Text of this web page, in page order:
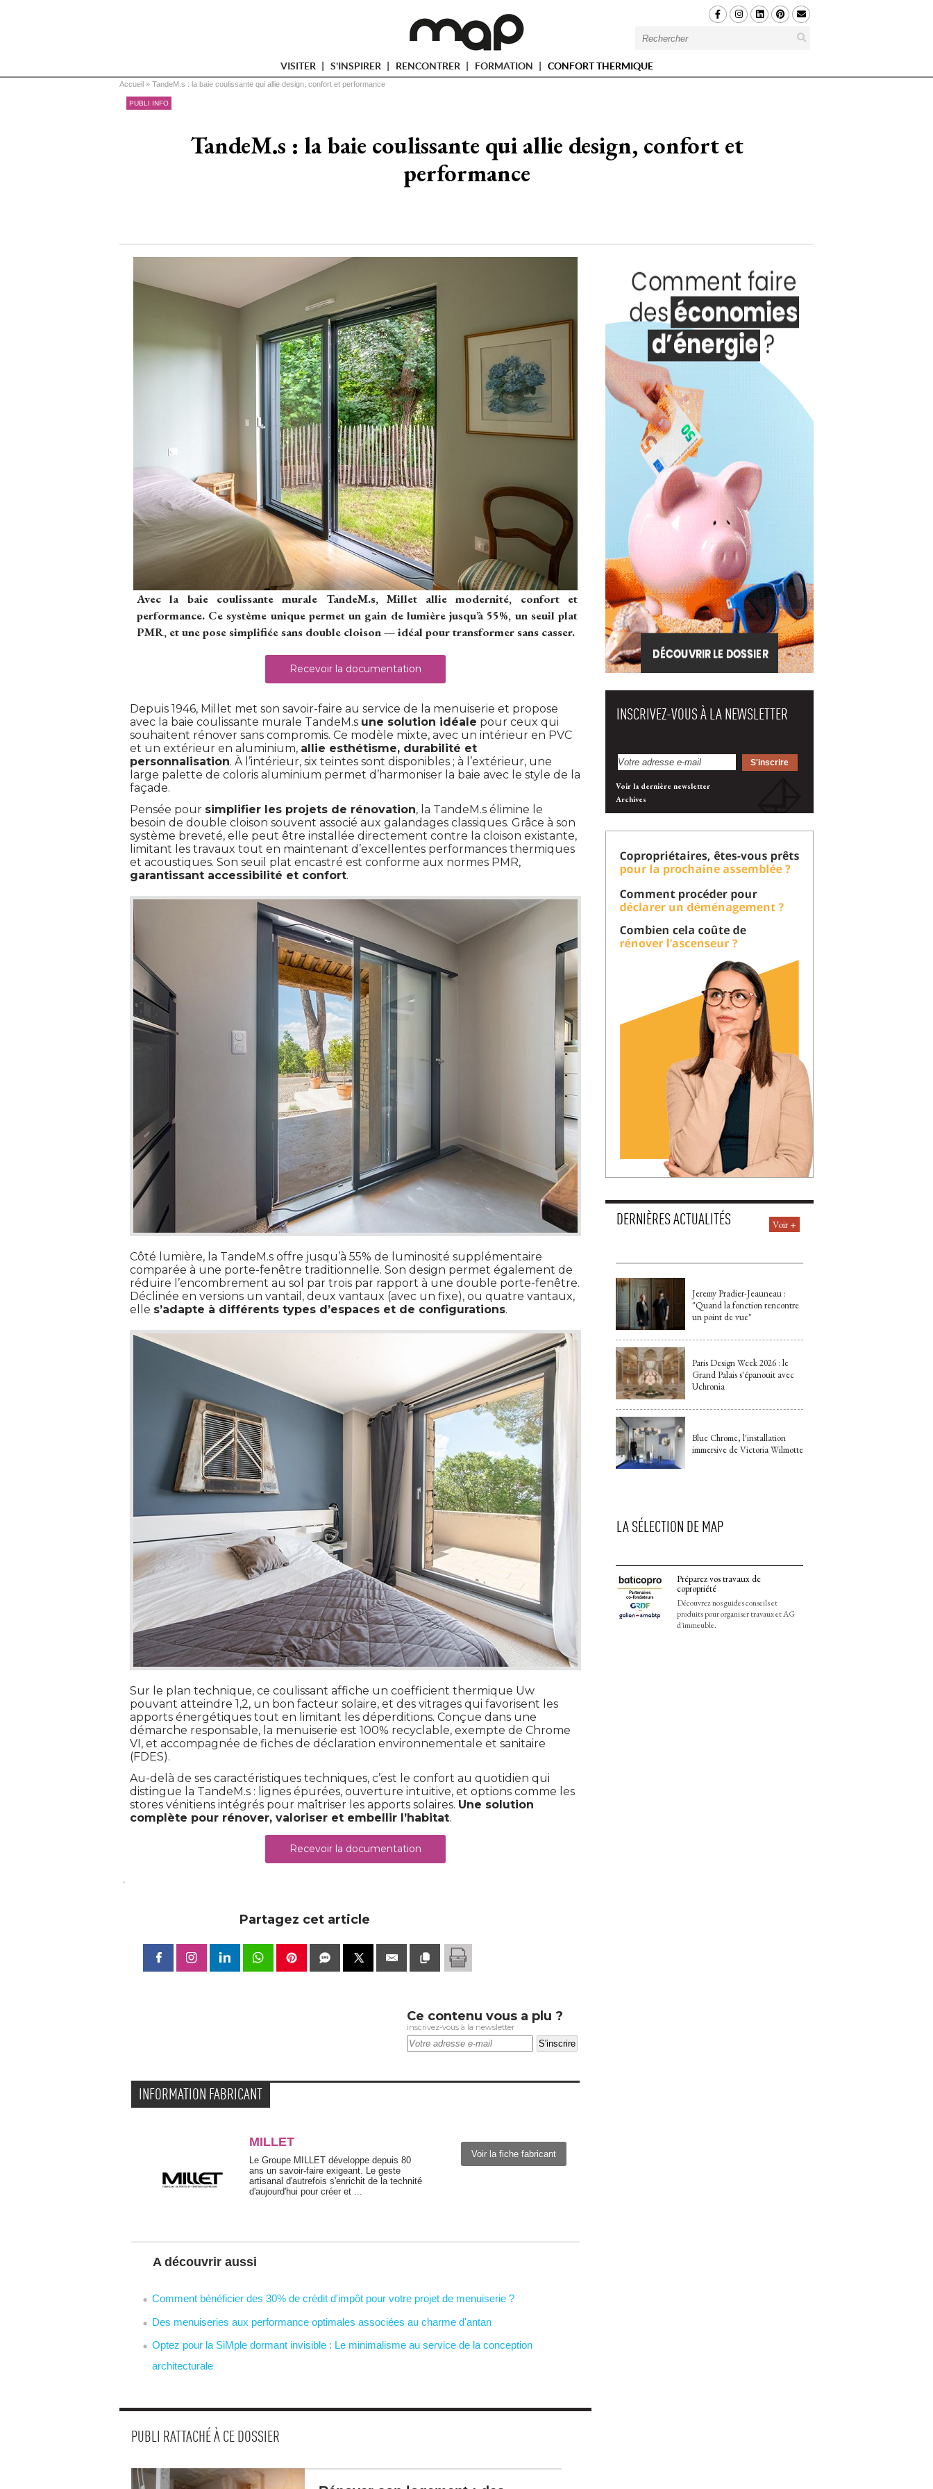
VISITER S'INSPIRER RENCONTRER FORMATION CONFORT THERMIQUE
Vous êtes ici
Accueil » TandeM.s : la baie coulissante qui allie design, confort et performance
PUBLI INFO
TandeM.s : la baie coulissante qui allie design, confort et
performance
Avec la baie coulissante murale TandeM.s, Millet allie modernité, confort et
performance. Ce système unique permet un gain de lumière jusqu’à 55%, un seuil plat
PMR, et une pose simplifiée sans double cloison — idéal pour transformer sans casser.
Recevoir la documentation
Depuis 1946, Millet met son savoir-faire au service de la menuiserie et propose
avec la baie coulissante murale TandeM.s une solution idéale pour ceux qui
souhaitent rénover sans compromis. Ce modèle mixte, avec un intérieur en PVC
et un extérieur en aluminium, allie esthétisme, durabilité et
personnalisation. À l’intérieur, six teintes sont disponibles ; à l’extérieur, une
large palette de coloris aluminium permet d’harmoniser la baie avec le style de la
façade.
Pensée pour simplifier les projets de rénovation, la TandeM.s élimine le
besoin de double cloison souvent associé aux galandages classiques. Grâce à son
système breveté, elle peut être installée directement contre la cloison existante,
limitant les travaux tout en maintenant d’excellentes performances thermiques
et acoustiques. Son seuil plat encastré est conforme aux normes PMR,
garantissant accessibilité et confort.
Côté lumière, la TandeM.s offre jusqu’à 55% de luminosité supplémentaire
comparée à une porte-fenêtre traditionnelle. Son design permet également de
réduire l’encombrement au sol par trois par rapport à une double porte-fenêtre.
Déclinée en versions un vantail, deux vantaux (avec un fixe), ou quatre vantaux,
elle s’adapte à différents types d’espaces et de configurations.
Sur le plan technique, ce coulissant affiche un coefficient thermique Uw
pouvant atteindre 1,2, un bon facteur solaire, et des vitrages qui favorisent les
apports énergétiques tout en limitant les déperditions. Conçue dans une
démarche responsable, la menuiserie est 100% recyclable, exempte de Chrome
VI, et accompagnée de fiches de déclaration environnementale et sanitaire
(FDES).
Au-delà de ses caractéristiques techniques, c’est le confort au quotidien qui
distingue la TandeM.s : lignes épurées, ouverture intuitive, et options comme les
stores vénitiens intégrés pour maîtriser les apports solaires. Une solution
complète pour rénover, valoriser et embellir l’habitat.
Recevoir la documentation
Partagez cet article
Ce contenu vous a plu ?
inscrivez-vous à la newsletter
INFORMATION FABRICANT
MILLET
Le Groupe MILLET développe depuis 80
ans un savoir-faire exigeant. Le geste
artisanal d'autrefois s'enrichit de la technité
d'aujourd'hui pour créer et ...
Voir la fiche fabricant
A découvrir aussi
Comment bénéficier des 30% de crédit d'impôt pour votre projet de menuiserie ?
Des menuiseries aux performance optimales associées au charme d'antan
Optez pour la SiMple dormant invisible : Le minimalisme au service de la conception
architecturale
PUBLI RATTACHÉ À CE DOSSIER
INSCRIVEZ-VOUS À LA NEWSLETTER
Voir la dernière newsletter
Archives
DERNIÈRES ACTUALITÉS Voir +
Jeremy Pradier-Jeauneau :
"Quand la fonction rencontre
un point de vue"
Paris Design Week 2026 : le
Grand Palais s'épanouit avec
Uchronia
Blue Chrome, l'installation
immersive de Victoria Wilmotte
LA SÉLECTION DE MAP
Préparez vos travaux de
copropriété
Découvrez nos guides conseils et
produits pour organiser travaux et AG
d'immeuble.